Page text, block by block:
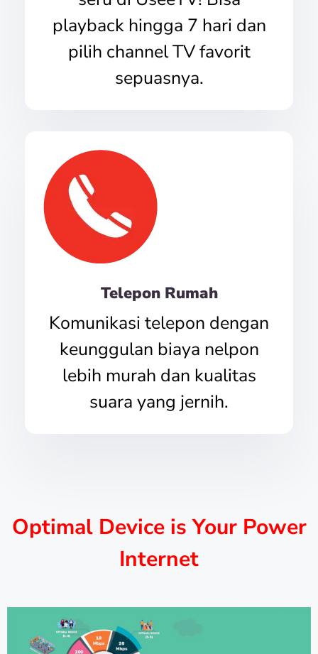
playback hingga 7 hari dan
pilih channel TV favorit
sepuasnya.
Telepon Rumah
Komunikasi telepon dengan
keunggulan biaya nelpon
lebih murah dan kualitas
suara yang jernih.
Optimal Device is Your Power
Internet